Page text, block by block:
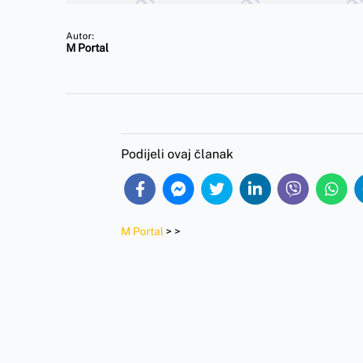
Autor:
M Portal
Podijeli ovaj članak
M Portal > >